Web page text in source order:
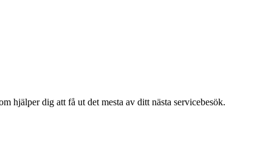
hjälper dig att få ut det mesta av ditt nästa servicebesök.